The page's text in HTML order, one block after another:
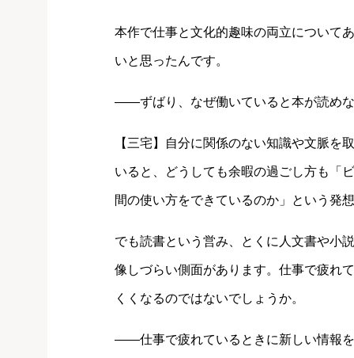
本作で仕事と文化的趣味の両立について
いと思ったんです。
――ずばり、なぜ働いていると本が読め
【三宅】自分に関係のない知識や文脈を
いると、どうしても余暇の過ごし方も「
間の使い方をできているのか」という発
でも読書という営み、とくに人文書や小
像しづらい側面があります。仕事で疲れ
くくなるのではないでしょうか。
――仕事で疲れているときに新しい情報